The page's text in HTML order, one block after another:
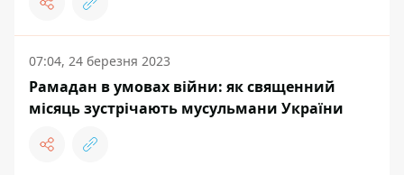
07:04, 24 березня 2023
Рамадан в умовах війни: як священний
місяць зустрічають мусульмани України